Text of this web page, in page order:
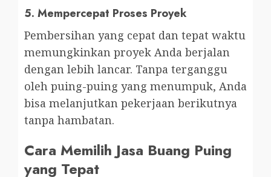
5. Mempercepat Proses Proyek
Pembersihan yang cepat dan tepat waktu
memungkinkan proyek Anda berjalan
dengan lebih lancar. Tanpa terganggu
oleh puing-puing yang menumpuk, Anda
bisa melanjutkan pekerjaan berikutnya
tanpa hambatan.
Cara Memilih Jasa Buang Puing
yang Tepat